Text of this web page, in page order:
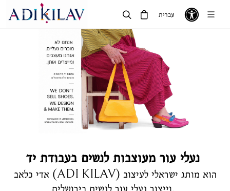
עברית
אדי כלאב (ADI KILAV) הוא מותג ישראלי לעיצוב